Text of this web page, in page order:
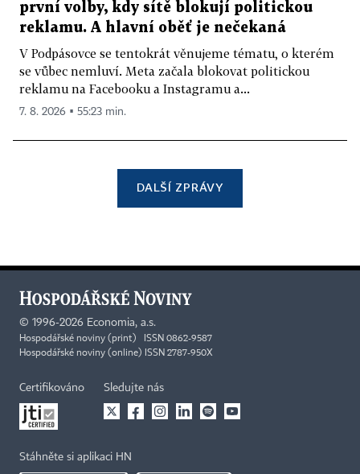
první volby, kdy sítě blokují politickou
reklamu. A hlavní oběť je nečekaná
V Podpásovce se tentokrát věnujeme tématu, o kterém
se vůbec nemluví. Meta začala blokovat politickou
reklamu na Facebooku a Instagramu a...
7. 8. 2026 ▪ 55:23 min.
DALŠÍ ZPRÁVY
© 1996-2026 Economia, a.s.
Hospodářské noviny (print) ISSN 0862-9587
Hospodářské noviny (online) ISSN 2787-950X
Certifikováno Sledujte nás
Stáhněte si aplikaci HN